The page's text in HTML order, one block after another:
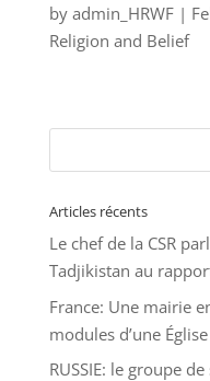
by admin_HRWF |
Religion and Belief
Articles récents
Le chef de la CSR
Tadjikistan au
France: Une mairie
modules d’une
RUSSIE: le groupe